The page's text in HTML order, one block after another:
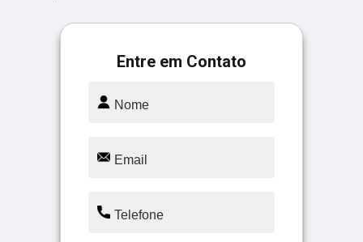
Entre em Contato